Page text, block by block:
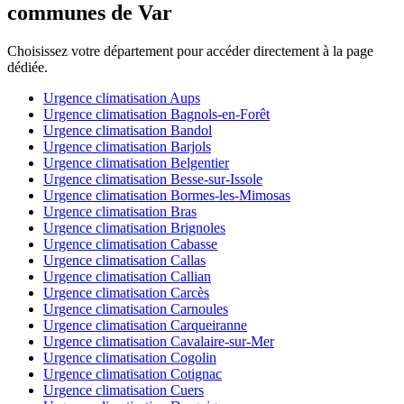
communes de Var
Choisissez votre département pour accéder directement à la page
dédiée.
Urgence climatisation Aups
Urgence climatisation Bagnols-en-Forêt
Urgence climatisation Bandol
Urgence climatisation Barjols
Urgence climatisation Belgentier
Urgence climatisation Besse-sur-Issole
Urgence climatisation Bormes-les-Mimosas
Urgence climatisation Bras
Urgence climatisation Brignoles
Urgence climatisation Cabasse
Urgence climatisation Callas
Urgence climatisation Callian
Urgence climatisation Carcès
Urgence climatisation Carnoules
Urgence climatisation Carqueiranne
Urgence climatisation Cavalaire-sur-Mer
Urgence climatisation Cogolin
Urgence climatisation Cotignac
Urgence climatisation Cuers